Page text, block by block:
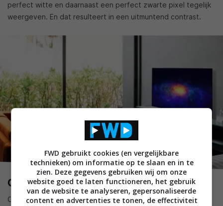
perfect witte en daarnaast een perfect zwarte pixel tegelijk
weergeven. En dat resulteert in een uitmuntend contrast.
OLED en Helderheid
OLEDs zijn net zoals gewone leds vrij efficiënt. Elektriciteit
FWD gebruikt cookies (en vergelijkbare
technieken) om informatie op te slaan en in te
zien. Deze gegevens gebruiken wij om onze
website goed te laten functioneren, het gebruik
van de website te analyseren, gepersonaliseerde
content en advertenties te tonen, de effectiviteit